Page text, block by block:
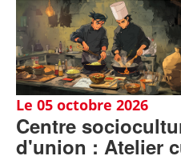
Le 05 octobre 2026
Centre
d'union : Atelier